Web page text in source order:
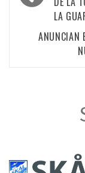
entradas
LA
ANUNCIAN